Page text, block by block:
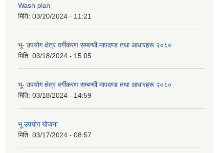
Wash plan
मिति: 03/20/2024 - 11:21
भू- उपयोग क्षेत्र वर्गीकरण सम्बन्धी मापदण्ड तथा आधारहरू २०८०
मिति: 03/18/2024 - 15:05
भू- उपयोग क्षेत्र वर्गीकरण सम्बन्धी मापदण्ड तथा आधारहरू २०८०
मिति: 03/18/2024 - 14:59
भू उपयोग योजना
मिति: 03/17/2024 - 08:57